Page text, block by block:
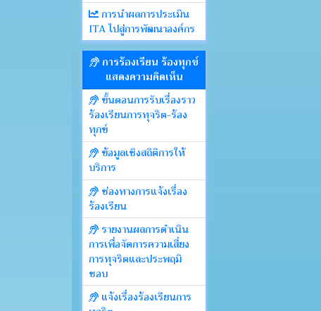
การนำผลการประเมิน
ITA ไปสู่การพัฒนาองค์กร
การร้องเรียน ร้องทุกข์
แสดงความคิดเห็น
ขั้นตอนการรับเรื่องราว
ร้องเรียนการทุจริต-ร้อง
ทุกข์
ข้อมูลเชิงสถิติการให้
บริการ
ช่องทางการแจ้งเรื่อง
ร้องเรียน
รายงานผลการดำเนิน
การเพื่อจัดการความเสี่ยง
การทุจริตและประพฤมิ
ชอบ
แจ้งเรื่องร้องเรียนการ